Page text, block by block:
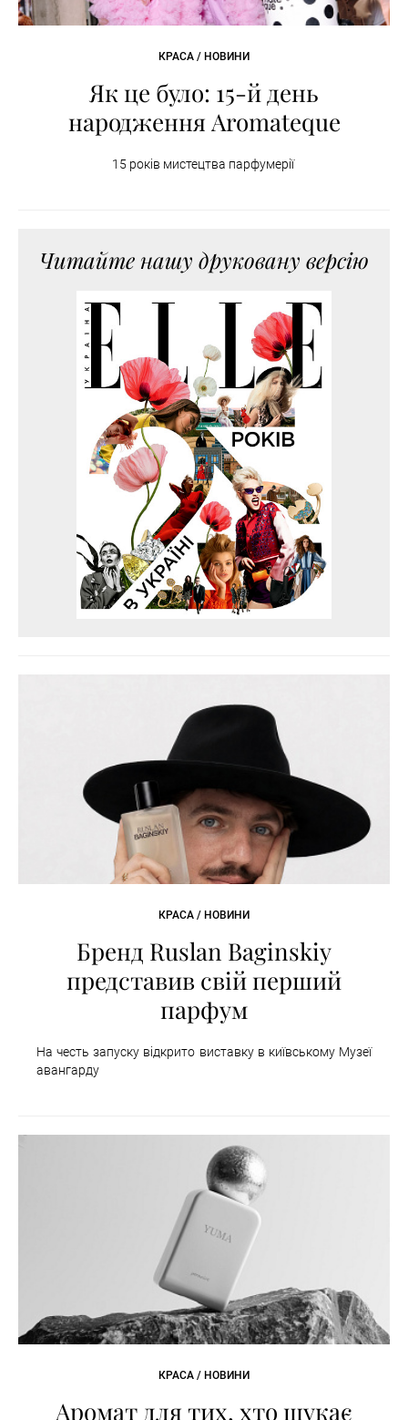
КРАСА / НОВИНИ
Як це було: 15-й день
народження Aromateque
15 років мистецтва парфумерії
Читайте нашу друковану версію
КРАСА / НОВИНИ
Бренд Ruslan Baginskiy
представив свій перший
парфум
На честь запуску відкрито виставку в київському Музеї
авангарду
КРАСА / НОВИНИ
Аромат для тих, хто шукає